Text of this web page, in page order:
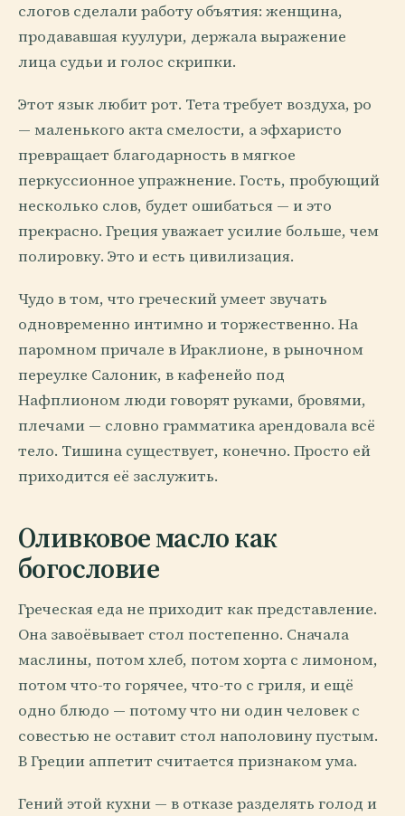
слогов сделали работу объятия: женщина,
продававшая куулури, держала выражение
лица судьи и голос скрипки.
Этот язык любит рот. Тета требует воздуха, ро
— маленького акта смелости, а эфхаристо
превращает благодарность в мягкое
перкуссионное упражнение. Гость, пробующий
несколько слов, будет ошибаться — и это
прекрасно. Греция уважает усилие больше, чем
полировку. Это и есть цивилизация.
Чудо в том, что греческий умеет звучать
одновременно интимно и торжественно. На
паромном причале в Ираклионе, в рыночном
переулке Салоник, в кафенейо под
Нафплионом люди говорят руками, бровями,
плечами — словно грамматика арендовала всё
тело. Тишина существует, конечно. Просто ей
приходится её заслужить.
Оливковое масло как
богословие
Греческая еда не приходит как представление.
Она завоёвывает стол постепенно. Сначала
маслины, потом хлеб, потом хорта с лимоном,
потом что-то горячее, что-то с гриля, и ещё
одно блюдо — потому что ни один человек с
совестью не оставит стол наполовину пустым.
В Греции аппетит считается признаком ума.
Гений этой кухни — в отказе разделять голод и